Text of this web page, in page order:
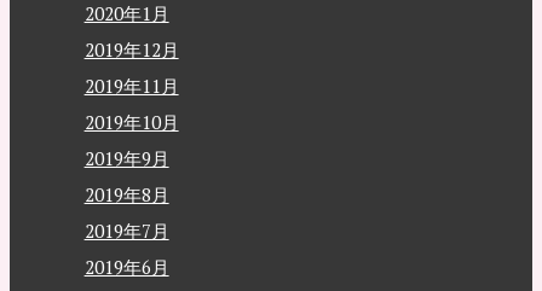
2020年1月
2019年12月
2019年11月
2019年10月
2019年9月
2019年8月
2019年7月
2019年6月